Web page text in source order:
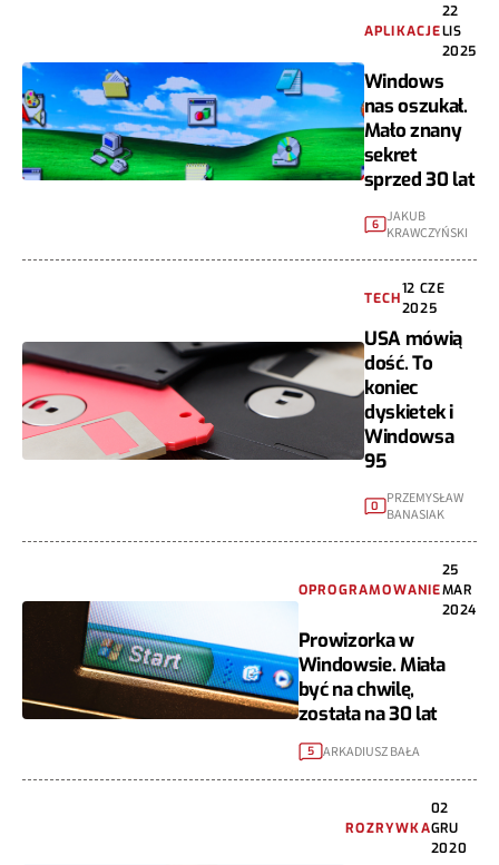
APLIKACJE
22
LIS
2025
Windows
nas oszukał.
Mało znany
sekret
sprzed 30 lat
6 JAKUB
KRAWCZYŃSKI
TECH
12 CZE
2025
USA mówią
dość. To
koniec
dyskietek i
Windowsa
95
0
PRZEMYSŁAW
BANASIAK
OPROGRAMOWANIE
25
MAR
2024
Prowizorka w
Windowsie. Miała
być na chwilę,
została na 30 lat
5 ARKADIUSZ BAŁA
ROZRYWKA
02
GRU
2020